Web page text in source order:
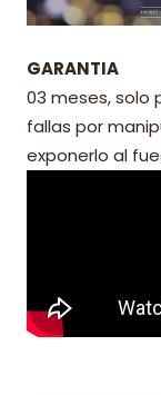
GARANTIA
03 meses, solo
fallas por
exponerlo al